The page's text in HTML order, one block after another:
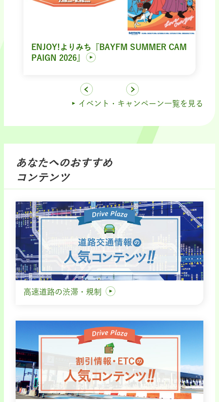
ENJOY!よりみち『BAYFM SUMMER CAM
PAIGN 2026』
イベント・キャンペーン一覧を見る
あなたへのおすすめ
コンテンツ
高速道路の渋滞・規制